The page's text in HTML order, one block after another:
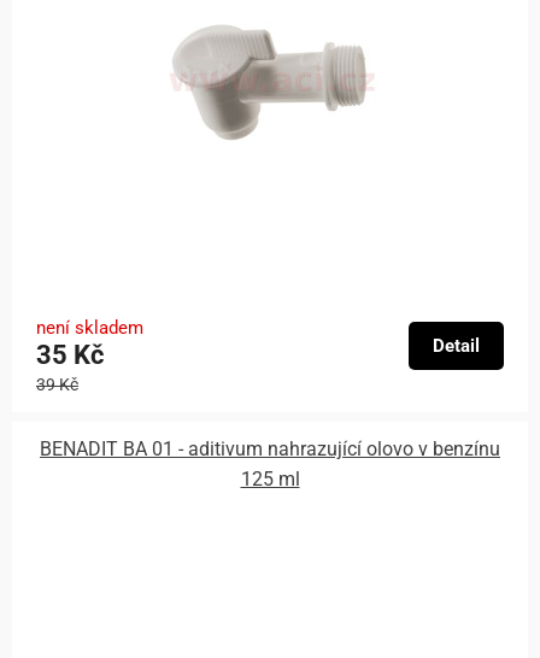
není skladem
35 Kč
39 Kč
Detail
BENADIT BA 01 - aditivum nahrazující olovo v benzínu
125 ml